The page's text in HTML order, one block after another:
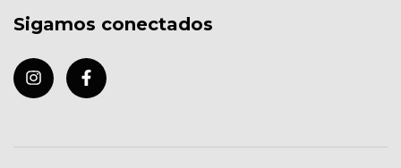
Sigamos conectados